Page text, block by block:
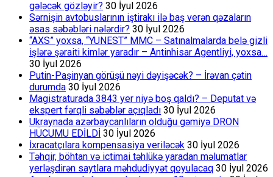
gələcək gözləyir? 30 İyul 2026
Sərnişin avtobuslarının iştirakı ilə baş verən qəzaların
əsas səbəbləri nələrdir? 30 İyul 2026
“AXS” yoxsa, “YUNEST” MMC – Satınalmalarda belə gizli
işlərə şəraiti kimlər yaradır – Antinhisar Agentliyi, yoxsa…
30 İyul 2026
Putin-Paşinyan görüşü nəyi dəyişəcək? – İrəvan çətin
durumda 30 İyul 2026
Magistraturada 3843 yer niyə boş qaldı? – Deputat və
ekspert fərqli səbəblər açıqladı 30 İyul 2026
Ukraynada azərbaycanlıların olduğu gəmiyə DRON
HÜCUMU EDİLDİ 30 İyul 2026
İxracatçılara kompensasiya veriləcək 30 İyul 2026
Təhqir, böhtan və ictimai təhlükə yaradan məlumatlar
yerləşdirən saytlara məhdudiyyət qoyulacaq 30 İyul 2026